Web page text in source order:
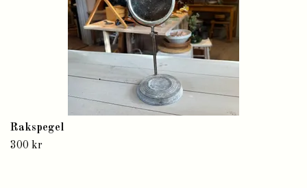
Rakspegel
300 kr